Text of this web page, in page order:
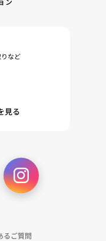
など
見る
るご質問